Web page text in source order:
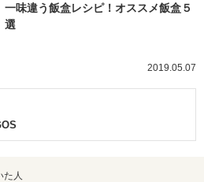
一味違う飯盒レシピ！オススメ飯盒５
選
2019.05.07
た人